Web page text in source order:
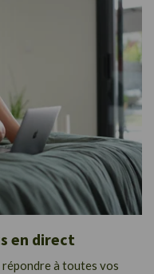
en direct
à toutes vos